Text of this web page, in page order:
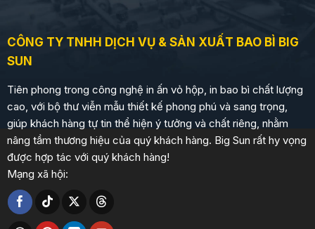
CÔNG TY TNHH DỊCH VỤ & SẢN XUẤT BAO BÌ BIG
SUN
Tiên phong trong công nghệ in ấn vỏ hộp, in bao bì chất lượng
cao, với bộ thư viễn mẫu thiết kế phong phú và sang trọng,
giúp khách hàng tự tin thể hiện ý tưởng và chất riêng, nhằm
nâng tầm thương hiệu của quý khách hàng. Big Sun rất hy vọng
được hợp tác với quý khách hàng!
Mạng xã hội: